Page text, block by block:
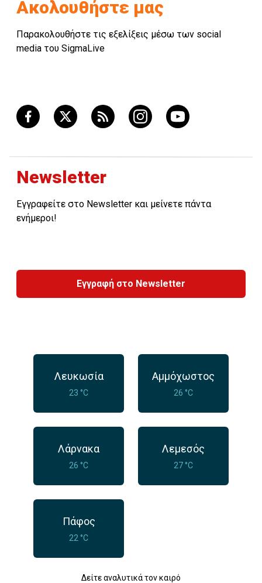
περισσότερες πληροφορίες, κόστος συμμετοχής με
επικοινωνήστε στοτηλ.:22505555, φαξ: 22679820,
mail:events@imhbusiness.com,
Ακολουθήστε μας
Παρακολουθήστε τις εξελίξεις μέσω των social
media του SigmaLive
Newsletter
Εγγραφείτε στο Newsletter και μείνετε πάντα
ενήμεροι!
Εγγραφή στο Newsletter
Λευκωσία
23 °C
Αμμόχωστος
26 °C
Λάρνακα
26 °C
Λεμεσός
27 °C
Πάφος
22 °C
Δείτε αναλυτικά τον καιρό